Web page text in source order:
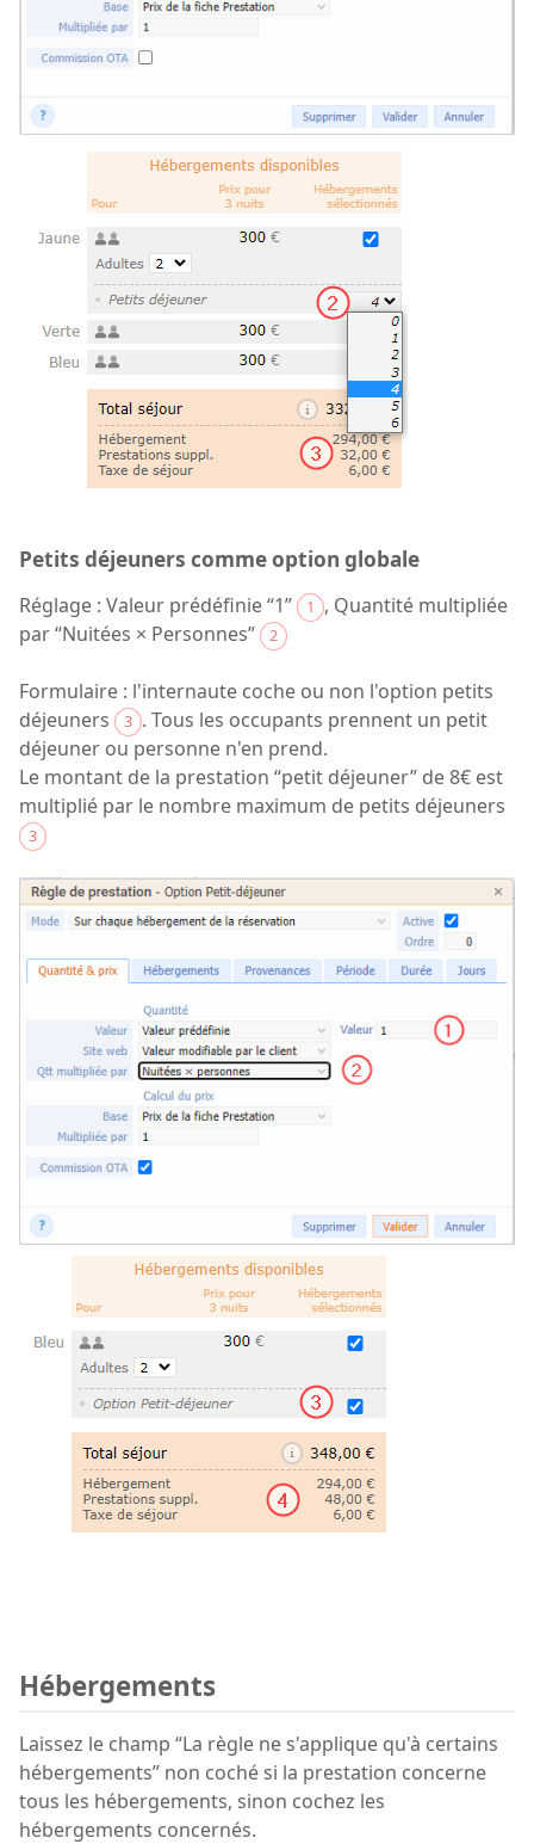
Petits déjeuners comme option globale
Réglage : Valeur prédéfinie “1” 1
, Quantité multipliée
par “Nuitées × Personnes”
2
Formulaire : l'internaute coche ou non l'option petits
déjeuners
3 . Tous les occupants prennent un petit
déjeuner ou personne n'en prend.
Le montant de la prestation “petit déjeuner” de 8€ est
multiplié par le nombre maximum de petits déjeuners
3
Hébergements
Laissez le champ “La règle ne s'applique qu'à certains
hébergements” non coché si la prestation concerne
tous les hébergements, sinon cochez les
hébergements concernés.